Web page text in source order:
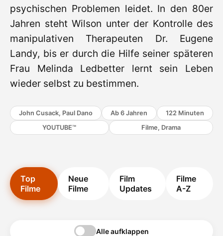
psychischen Problemen leidet. In den 80er
Jahren steht Wilson unter der Kontrolle des
manipulativen Therapeuten Dr. Eugene
Landy, bis er durch die Hilfe seiner späteren
Frau Melinda Ledbetter lernt sein Leben
wieder selbst zu bestimmen.
John Cusack, Paul Dano Ab 6 Jahren
122 Minuten
YOUTUBE™
Filme, Drama
Top
Filme
Neue
Filme
Film
Updates
Filme
A-Z
Alle aufklappen